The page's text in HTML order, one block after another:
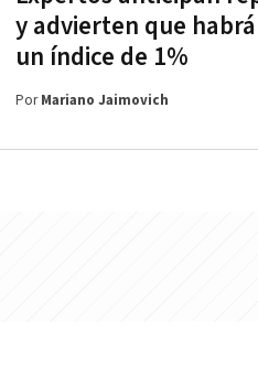
y advierten que
un índice de 1%
PorMariano Jaimovich